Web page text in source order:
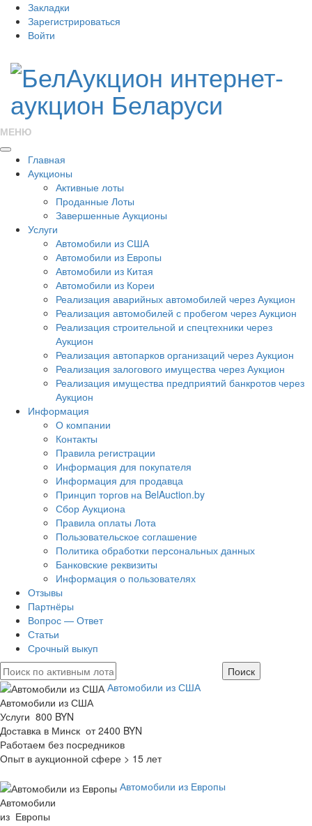
Закладки
Зарегистрироваться
Войти
МЕНЮ
Главная
Аукционы
Активные лоты
Проданные Лоты
Завершенные Аукционы
Услуги
Автомобили из США
Автомобили из Европы
Автомобили из Китая
Автомобили из Кореи
Реализация аварийных автомобилей через Аукцион
Реализация автомобилей с пробегом через Аукцион
Реализация строительной и спецтехники через
Аукцион
Реализация автопарков организаций через Аукцион
Реализация залогового имущества через Аукцион
Реализация имущества предприятий банкротов через
Аукцион
Информация
О компании
Контакты
Правила регистрации
Информация для покупателя
Информация для продавца
Принцип торгов на BelAuction.by
Сбор Аукциона
Правила оплаты Лота
Пользовательское соглашение
Политика обработки персональных данных
Банковские реквизиты
Информация о пользователях
Отзывы
Партнёры
Вопрос — Ответ
Статьи
Срочный выкуп
Автомобили из США
Автомобили из США
Услуги 800 BYN
Доставка в Минск от 2400 BYN
Работаем без посредников
Опыт в аукционной сфере > 15 лет
Автомобили из Европы
Автомобили
из Европы